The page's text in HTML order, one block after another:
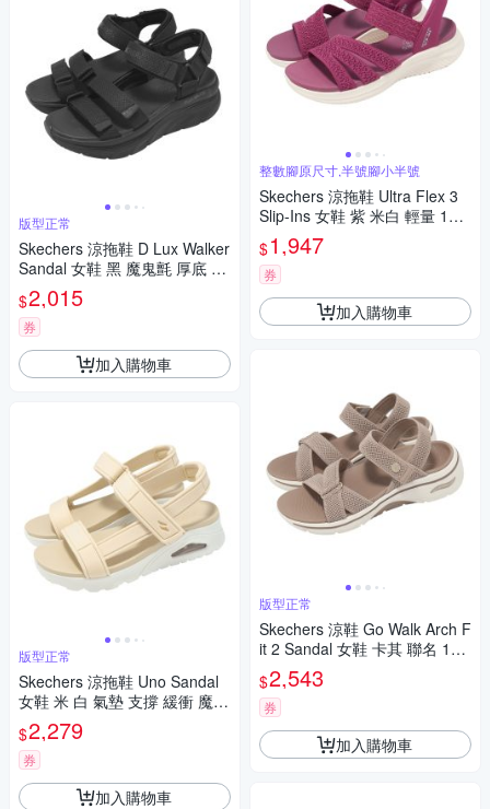
版型正常
Skechers 涼拖鞋 D Lux Walker
Sandal 女鞋 黑 魔鬼氈 厚底 支
撐 119826BBK
$2,015
券
加入購物車
版型正常
Skechers 涼拖鞋 Uno Sandal
女鞋 米 白 氣墊 支撐 緩衝 魔鬼
氈 厚底 119813NAT
$2,279
券
加入購物車
整數腳原尺寸,半號腳小半號
Skechers 涼拖鞋 Ultra Flex 3
Slip-Ins 女鞋 紫 米白 輕量 164
054PUR
$1,947
券
加入購物車
版型正常
Skechers 涼鞋 Go Walk Arch F
it 2 Sandal 女鞋 卡其 聯名 140
878TPE
$2,543
券
加入購物車